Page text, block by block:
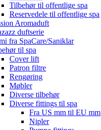
Tilbehør til offentlige spa
Reservedele til offentlige spa
Aromaduft
duftserie
fra SpaCare/Saniklar
til spa
Cover lift
Patron filtre
Rengøring
Møbler
Diverse tilbehør
Diverse fittings til spa
Fra US mm til EU mm
Nipler